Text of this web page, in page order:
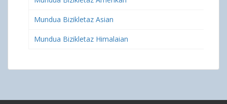
Mundua Bizikletaz Asian
Mundua Bizikletaz Himalaian